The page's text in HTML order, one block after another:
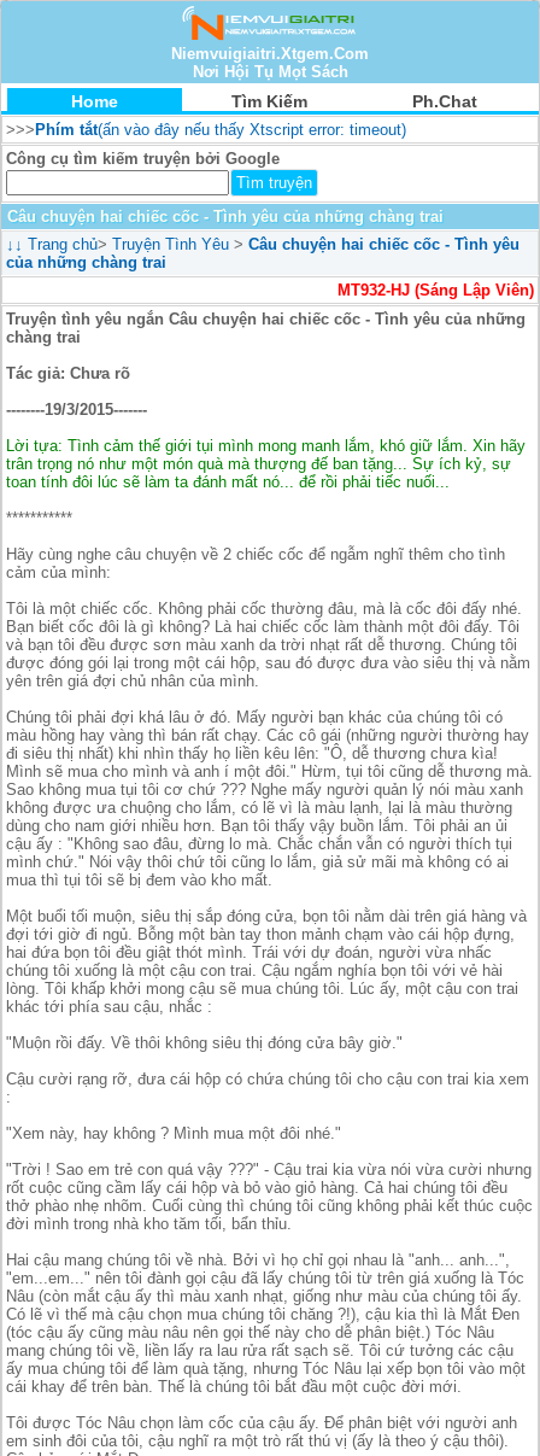
Niemvuigiaitri.Xtgem.Com
Nơi Hội Tụ Mọt Sách
Home Tìm Kiếm Ph.Chat
>>>Phím tắt(ấn vào đây nếu thấy Xtscript error: timeout)
Công cụ tìm kiếm truyện bởi Google
Câu chuyện hai chiếc cốc - Tình yêu của những chàng trai
↓↓ Trang chủ> Truyện Tình Yêu > Câu chuyện hai chiếc cốc - Tình yêu
của những chàng trai
MT932-HJ (Sáng Lập Viên)
Truyện tình yêu ngắn Câu chuyện hai chiếc cốc - Tình yêu của những
chàng trai
Tác giả: Chưa rõ
--------19/3/2015-------
Lời tựa: Tình cảm thế giới tụi mình mong manh lắm, khó giữ lắm. Xin hãy
trân trọng nó như một món quà mà thượng đế ban tặng... Sự ích kỷ, sự
toan tính đôi lúc sẽ làm ta đánh mất nó... để rồi phải tiếc nuối...
***********
Hãy cùng nghe câu chuyện về 2 chiếc cốc để ngẫm nghĩ thêm cho tình
cảm của mình:
Tôi là một chiếc cốc. Không phải cốc thường đâu, mà là cốc đôi đấy nhé.
Bạn biết cốc đôi là gì không? Là hai chiếc cốc làm thành một đôi đấy. Tôi
và bạn tôi đều được sơn màu xanh da trời nhạt rất dễ thương. Chúng tôi
được đóng gói lại trong một cái hộp, sau đó được đưa vào siêu thị và nằm
yên trên giá đợi chủ nhân của mình.
Chúng tôi phải đợi khá lâu ở đó. Mấy người bạn khác của chúng tôi có
màu hồng hay vàng thì bán rất chạy. Các cô gái (những người thường hay
đi siêu thị nhất) khi nhìn thấy họ liền kêu lên: "Ô, dễ thương chưa kìa!
Mình sẽ mua cho mình và anh í một đôi." Hừm, tụi tôi cũng dễ thương mà.
Sao không mua tụi tôi cơ chứ ??? Nghe mấy người quản lý nói màu xanh
không được ưa chuộng cho lắm, có lẽ vì là màu lạnh, lại là màu thường
dùng cho nam giới nhiều hơn. Bạn tôi thấy vậy buồn lắm. Tôi phải an ủi
cậu ấy : "Không sao đâu, đừng lo mà. Chắc chắn vẫn có người thích tụi
mình chứ." Nói vậy thôi chứ tôi cũng lo lắm, giả sử mãi mà không có ai
mua thì tụi tôi sẽ bị đem vào kho mất.
Một buổi tối muộn, siêu thị sắp đóng cửa, bọn tôi nằm dài trên giá hàng và
đợi tới giờ đi ngủ. Bỗng một bàn tay thon mảnh chạm vào cái hộp đựng,
hai đứa bọn tôi đều giật thót mình. Trái với dự đoán, người vừa nhấc
chúng tôi xuống là một cậu con trai. Cậu ngắm nghía bọn tôi với vẻ hài
lòng. Tôi khấp khởi mong cậu sẽ mua chúng tôi. Lúc ấy, một cậu con trai
khác tới phía sau cậu, nhắc :
"Muộn rồi đấy. Về thôi không siêu thị đóng cửa bây giờ."
Cậu cười rạng rỡ, đưa cái hộp có chứa chúng tôi cho cậu con trai kia xem
:
"Xem này, hay không ? Mình mua một đôi nhé."
"Trời ! Sao em trẻ con quá vậy ???" - Cậu trai kia vừa nói vừa cười nhưng
rốt cuộc cũng cầm lấy cái hộp và bỏ vào giỏ hàng. Cả hai chúng tôi đều
thở phào nhẹ nhõm. Cuối cùng thì chúng tôi cũng không phải kết thúc cuộc
đời mình trong nhà kho tăm tối, bẩn thỉu.
Hai cậu mang chúng tôi về nhà. Bởi vì họ chỉ gọi nhau là "anh... anh...",
"em...em..." nên tôi đành gọi cậu đã lấy chúng tôi từ trên giá xuống là Tóc
Nâu (còn mắt cậu ấy thì màu xanh nhạt, giống như màu của chúng tôi ấy.
Có lẽ vì thế mà cậu chọn mua chúng tôi chăng ?!), cậu kia thì là Mắt Đen
(tóc cậu ấy cũng màu nâu nên gọi thế này cho dễ phân biệt.) Tóc Nâu
mang chúng tôi về, liền lấy ra lau rửa rất sạch sẽ. Tôi cứ tưởng các cậu
ấy mua chúng tôi để làm quà tặng, nhưng Tóc Nâu lại xếp bọn tôi vào một
cái khay để trên bàn. Thế là chúng tôi bắt đầu một cuộc đời mới.
Tôi được Tóc Nâu chọn làm cốc của cậu ấy. Để phân biệt với người anh
em sinh đôi của tôi, cậu nghĩ ra một trò rất thú vị (ấy là theo ý cậu thôi).